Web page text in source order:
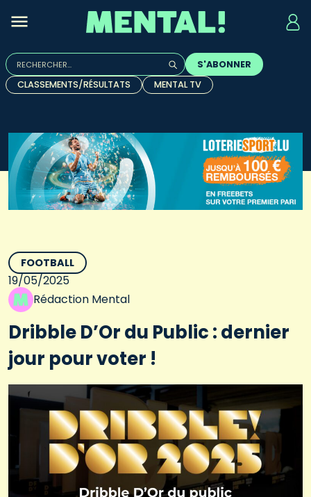
Rechercher :
Quand les résultats de l'auto-complétion sont
S'ABONNER
CLASSEMENTS/RÉSULTATS
MENTAL TV
FOOTBALL
19/05/2025
Rédaction Mental
Dribble D’Or du Public : dernier
jour pour voter !